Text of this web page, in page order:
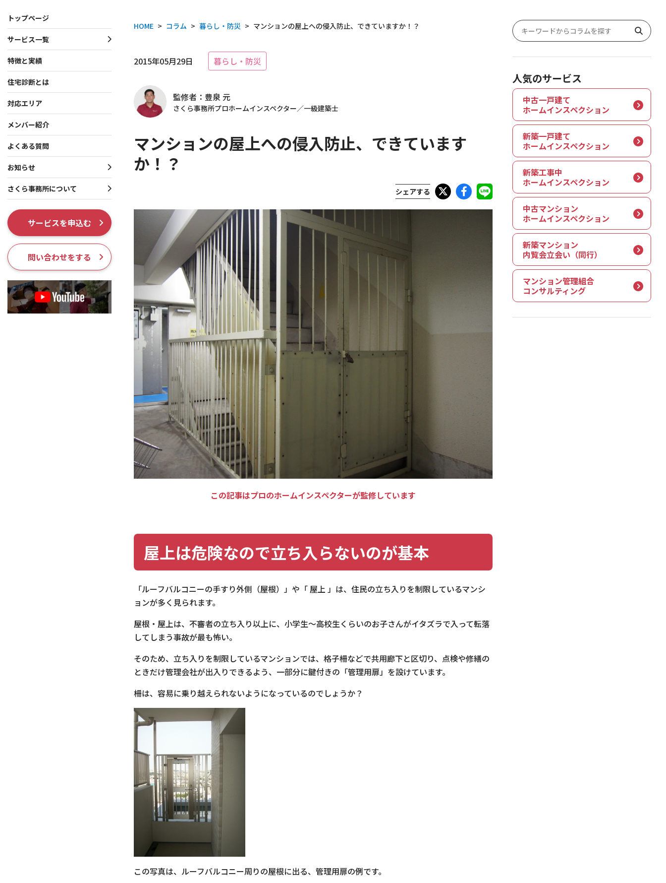
トップページ
サービス一覧
サービス一覧
マンション向けサービス
共通サービス
調査系オプション
特徴と実績
住宅診断とは
対応エリア
メンバー紹介
よくある質問
お知らせ
お知らせ・プレスリリース
プレスリリース
さくら事務所について
さくら事務所について
理念・行動指針
ISO 9001認証取得
テレビ出演・メディア掲載履歴
SNS
採用情報
サービスを申込む
問い合わせをする
HOME > コラム > 暮らし・防災 > マンションの屋上への侵入防止、できていますか！？
2015年05月29日 暮らし・防災
監修者：豊泉 元
さくら事務所プロホームインスペクター／一級建築士
マンションの屋上への侵入防止、できています
か！？
シェアする
この記事はプロのホームインスペクターが監修しています
屋上は危険なので立ち入らないのが基本
「ルーフバルコニーの手すり外側（屋根）」や「 屋上 」は、住民の立ち入りを制限しているマンシ
ョンが多く見られます。
屋根・屋上は、不審者の立ち入り以上に、小学生～高校生くらいのお子さんがイタズラで入って転落
してしまう事故が最も怖い。
そのため、立ち入りを制限しているマンションでは、格子柵などで共用廊下と区切り、点検や修繕の
ときだけ管理会社が出入りできるよう、一部分に鍵付きの「管理用扉」を設けています。
柵は、容易に乗り越えられないようになっているのでしょうか？
この写真は、ルーフバルコニー周りの屋根に出る、管理用扉の例です。
人気のサービス
中古一戸建て
ホームインスペクション
新築一戸建て
ホームインスペクション
新築工事中
ホームインスペクション
中古マンション
ホームインスペクション
新築マンション
内覧会立会い（同行）
マンション管理組合
コンサルティング